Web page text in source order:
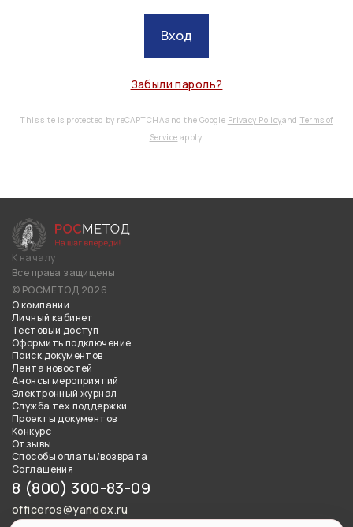
Вход
Забыли пароль?
This site is protected by reCAPTCHA and the Google Privacy PolicyandTerms of
Service apply.
К началу
Все права защищены
© РОСМЕТОД 2026
О компании
Личный кабинет
Тестовый доступ
Оформить подключение
Поиск документов
Лента новостей
Анонсы мероприятий
Электронный журнал
Служба тех.поддержки
Проекты документов
Конкурс
Отзывы
Способы оплаты/возврата
Соглашения
8 (800) 300-83-09
officeros@yandex.ru